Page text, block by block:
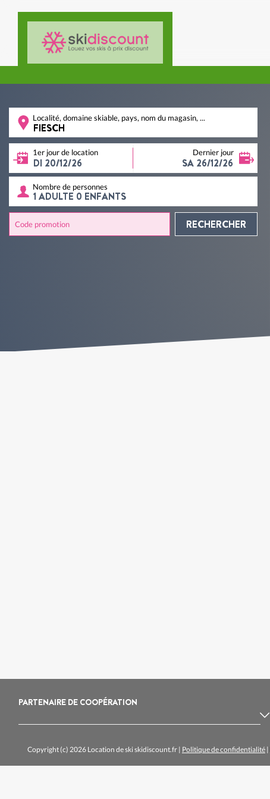
Localité, domaine skiable, pays, nom du magasin, ...
1er jour de location Dernier jour
Nombre de personnes
Code promotion RECHERCHER
PARTENAIRE DE COOPÉRATION
Copyright (c) 2026 Location de ski skidiscount.fr | Politique de confidentialité |